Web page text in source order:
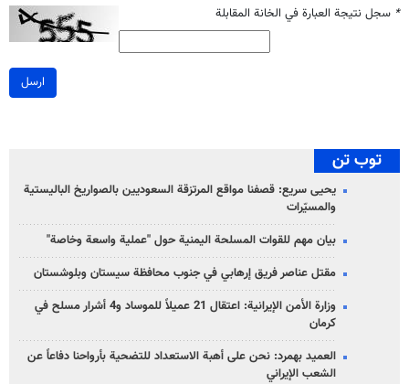
* سجل نتيجة العبارة في الخانة المقابلة
ارسل
توب تن
يحيى سريع: قصفنا مواقع المرتزقة السعوديين بالصواريخ الباليستية
والمسيّرات
بيان مهم للقوات المسلحة اليمنية حول "عملية واسعة وخاصة"
مقتل عناصر فريق إرهابي في جنوب محافظة سيستان وبلوشستان
وزارة الأمن الإيرانية: اعتقال 21 عميلاً للموساد و4 أشرار مسلح في
كرمان
العميد بهمرد: نحن على أهبة الاستعداد للتضحية بأرواحنا دفاعاً عن
الشعب الإيراني